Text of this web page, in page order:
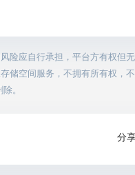
险应自行承担，平台方有权但
储空间服务，不拥有所有权，
。
分